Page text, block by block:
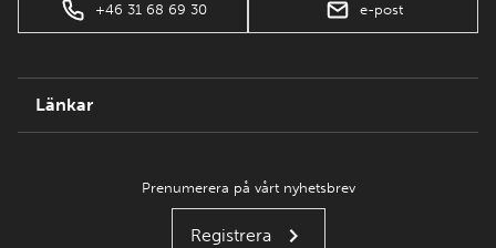
+46 31 68 69 30 e-post
Länkar
Prenumerera på vårt nyhetsbrev
Registrera